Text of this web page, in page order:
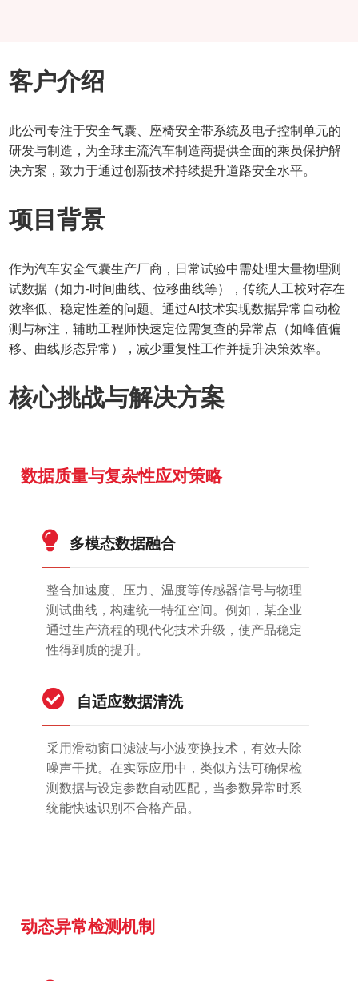
客户介绍
此公司专注于安全气囊、座椅安全带系统及电子控制单元的
研发与制造，为全球主流汽车制造商提供全面的乘员保护解
决方案，致力于通过创新技术持续提升道路安全水平。
项目背景
作为汽车安全气囊生产厂商，日常试验中需处理大量物理测
试数据（如力-时间曲线、位移曲线等），传统人工校对存在
效率低、稳定性差的问题。通过AI技术实现数据异常自动检
测与标注，辅助工程师快速定位需复查的异常点（如峰值偏
移、曲线形态异常），减少重复性工作并提升决策效率。
核心挑战与解决方案
数据质量与复杂性应对策略
多模态数据融合
整合加速度、压力、温度等传感器信号与物理
测试曲线，构建统一特征空间。例如，某企业
通过生产流程的现代化技术升级，使产品稳定
性得到质的提升。
自适应数据清洗
采用滑动窗口滤波与小波变换技术，有效去除
噪声干扰。在实际应用中，类似方法可确保检
测数据与设定参数自动匹配，当参数异常时系
统能快速识别不合格产品。
动态异常检测机制